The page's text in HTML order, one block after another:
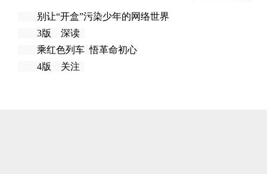
别让“开盒”污染少年的网络世界
3版 深读
乘红色列车 悟革命初心
4版 关注